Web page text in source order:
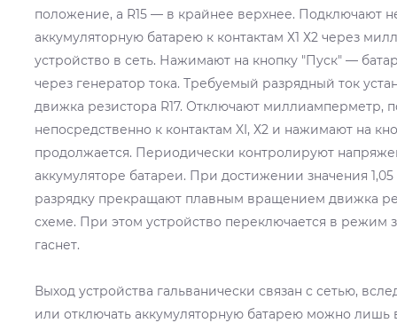
положение, a R15 — в крайнее верхнее. Подключают
аккумуляторную батарею к контактам Х1 Х2 через
устройство в сеть. Нажимают на кнопку "Пуск" —
через генератор тока. Требуемый разрядный ток
движка резистора R17. Отключают миллиамперметр,
непосредственно к контактам XI, Х2 и нажимают на
продолжается. Периодически контролируют
аккумуляторе батареи. При достижении значения
разрядку прекращают плавным вращением движка
схеме. При этом устройство переключается в режим
гаснет.
Выход устройства гальванически связан с сетью,
или отключать аккумуляторную батарею можно